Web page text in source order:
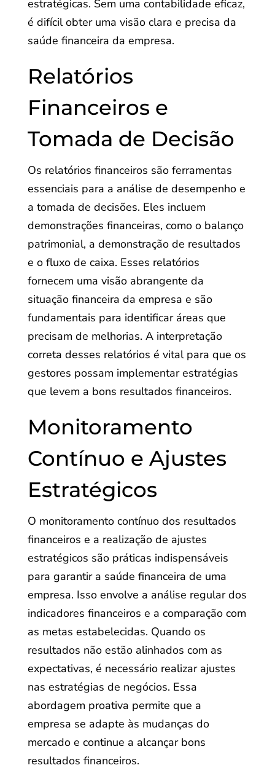
estratégicas. Sem uma contabilidade eficaz,
é difícil obter uma visão clara e precisa da
saúde financeira da empresa.
Relatórios
Financeiros e
Tomada de Decisão
Os relatórios financeiros são ferramentas
essenciais para a análise de desempenho e
a tomada de decisões. Eles incluem
demonstrações financeiras, como o balanço
patrimonial, a demonstração de resultados
e o fluxo de caixa. Esses relatórios
fornecem uma visão abrangente da
situação financeira da empresa e são
fundamentais para identificar áreas que
precisam de melhorias. A interpretação
correta desses relatórios é vital para que os
gestores possam implementar estratégias
que levem a bons resultados financeiros.
Monitoramento
Contínuo e Ajustes
Estratégicos
O monitoramento contínuo dos resultados
financeiros e a realização de ajustes
estratégicos são práticas indispensáveis
para garantir a saúde financeira de uma
empresa. Isso envolve a análise regular dos
indicadores financeiros e a comparação com
as metas estabelecidas. Quando os
resultados não estão alinhados com as
expectativas, é necessário realizar ajustes
nas estratégias de negócios. Essa
abordagem proativa permite que a
empresa se adapte às mudanças do
mercado e continue a alcançar bons
resultados financeiros.